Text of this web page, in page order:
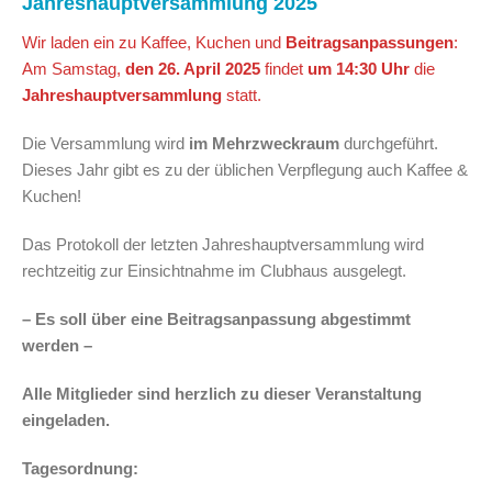
Wir laden ein zu Kaffee, Kuchen und Beitragsanpassungen:
Am Samstag, den 26. April 2025 findet um 14:30 Uhr die
Jahreshauptversammlung statt.
Die Versammlung wird im Mehrzweckraum durchgeführt.
Dieses Jahr gibt es zu der üblichen Verpflegung auch Kaffee &
Kuchen!
Das Protokoll der letzten Jahreshauptversammlung wird
rechtzeitig zur Einsichtnahme im Clubhaus ausgelegt.
– Es soll über eine Beitragsanpassung abgestimmt
werden –
Alle Mitglieder sind herzlich zu dieser Veranstaltung
eingeladen.
Tagesordnung: